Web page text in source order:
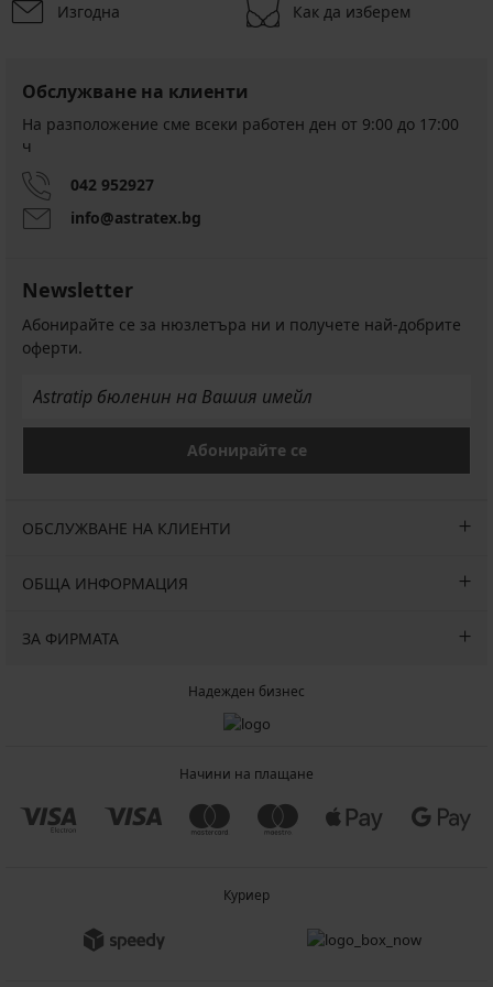
Изгодна Как да изберем
Обслужване на клиенти
На разположение сме всеки работен ден от 9:00 до 17:00
ч
042 952927
info@astratex.bg
Newsletter
Абонирайте се за нюзлетъра ни и получете най-добрите
оферти.
Абонирайте се
ОБСЛУЖВАНЕ НА КЛИЕНТИ
ОБЩА ИНФОРМАЦИЯ
ЗА ФИРМАТА
Надежден бизнес
Начини на плащане
Куриер